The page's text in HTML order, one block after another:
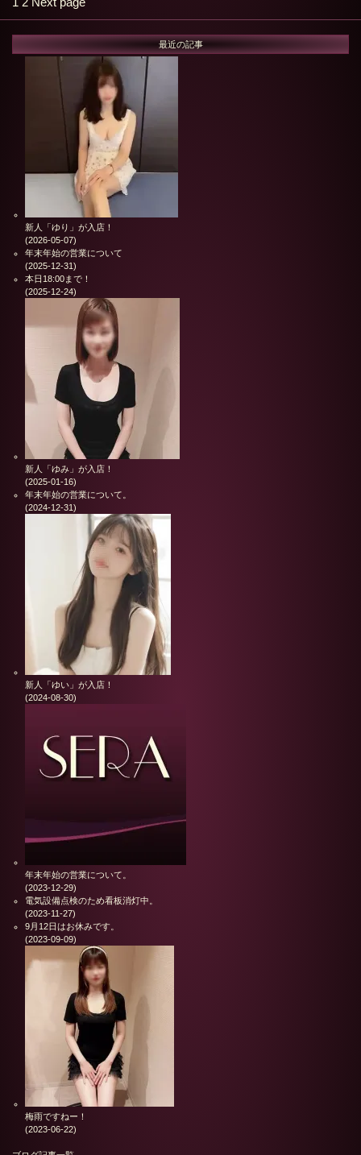
最近の記事
新人「ゆり」が入店！
(2026-05-07)
年末年始の営業について
(2025-12-31)
本日18:00まで！
(2025-12-24)
新人「ゆみ」が入店！
(2025-01-16)
年末年始の営業について。
(2024-12-31)
新人「ゆい」が入店！
(2024-08-30)
年末年始の営業について。
(2023-12-29)
電気設備点検のため看板消灯中。
(2023-11-27)
9月12日はお休みです。
(2023-09-09)
梅雨ですねー！
(2023-06-22)